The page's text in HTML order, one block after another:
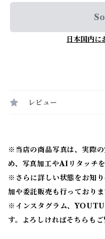
日本国内に
レビュー
※当店の商品写真は、実際
め、写真加工やAIリタッチ
※ さらに詳しい状態をお知
加や委託販売も行っており
※ インスタグラム、
す。よろしければそちらもご